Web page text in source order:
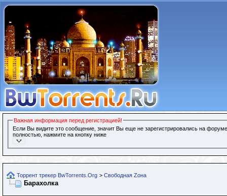
Важная информация перед регистрацией!
Если Вы видите это сообщение, значит Вы еще не зарегистрировались на
полностью, нажмите на кнопку ниже
Торрент трекер BwTorrents.Org > Свободная Zона
Барахолка